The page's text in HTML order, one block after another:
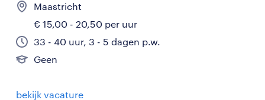
Maastricht
€ 15,00 - 20,50 per uur
33 - 40 uur, 3 - 5 dagen p.w.
Geen
bekijk vacature